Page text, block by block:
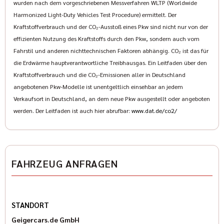
Canyon-Silver Zynith!
GEIGERCARS ZUBEHÖR:
Anhängerkupplung 3.500 kg inkl. Montage und TÜV 980,00 €
Ladeflächenabdeckung Backflip inkl. Montage und TÜV
1.950,00 €
Unterboden- und Hohlraumschutz mit hochwertigem
Korrosionsschutz 950,00 €
Für Wohnkabinenbetrieb bieten wir eine Hinterachs-Auflastung
für Fahrzeuge
mit Luftfederung auf 2.230 kg an.
∗alle Preise inkl. gesetzlicher MwSt
Indian Motorräder (inklusive Zubehör). Zu unserem Sortiment
zählen Chevrolet, Cadillac, GMC, Ford, Dodge, Jeep und
wurden nach dem vorgeschriebenen Messverfahren WLTP (Worldwide
Harmonized Light-Duty Vehicles Test Procedure) ermittelt. Der
Kraftstoffverbrauch und der CO₂-Ausstoß eines Pkw sind nicht nur von der
effizienten Nutzung des Kraftstoffs durch den Pkw, sondern auch vom
Fahrstil und anderen nichttechnischen Faktoren abhängig. CO₂ ist das für
die Erdwärme hauptverantwortliche Treibhausgas. Ein Leitfaden über den
Kraftstoffverbrauch und die CO₂-Emissionen aller in Deutschland
angebotenen Pkw-Modelle ist unentgeltlich einsehbar an jedem
Verkaufsort in Deutschland, an dem neue Pkw ausgestellt oder angeboten
werden. Der Leitfaden ist auch hier abrufbar: www.dat.de/co2/
FAHRZEUG ANFRAGEN
STANDORT
Geigercars.de GmbH